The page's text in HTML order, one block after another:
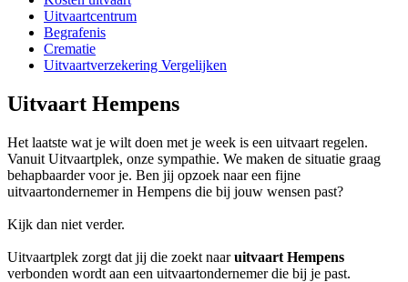
Uitvaartcentrum
Begrafenis
Crematie
Uitvaartverzekering Vergelijken
Uitvaart Hempens
Het laatste wat je wilt doen met je week is een uitvaart regelen.
Vanuit Uitvaartplek, onze sympathie. We maken de situatie graag
behapbaarder voor je. Ben jij opzoek naar een fijne
uitvaartondernemer in Hempens die bij jouw wensen past?
Kijk dan niet verder.
Uitvaartplek zorgt dat jij die zoekt naaruitvaart Hempens
verbonden wordt aan een uitvaartondernemer die bij je past.